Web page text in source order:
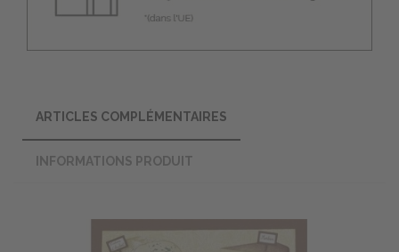
ARTICLES COMPLÉMENTAIRES
INFORMATIONS PRODUIT